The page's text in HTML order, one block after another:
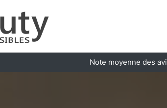
Note moyenne des